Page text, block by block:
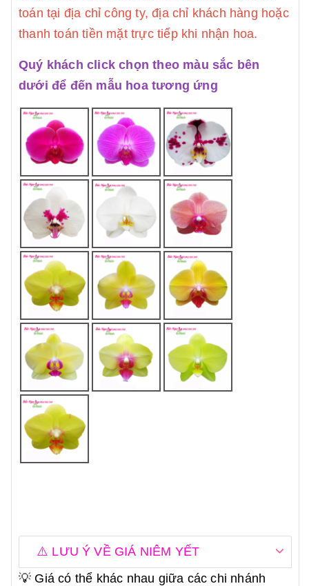
toán tại địa chỉ công ty, địa chỉ khách hàng hoặc
thanh toán tiền mặt trực tiếp khi nhận hoa.
Quý khách click chọn theo màu sắc bên
dưới để đến mẫu hoa tương ứng
⚠️ LƯU Ý VỀ GIÁ NIÊM YẾT
💡 Giá có thể khác nhau giữa các chi nhánh